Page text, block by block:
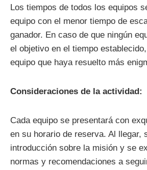
Los tiempos de todos los equipos
equipo con el menor tiempo de
ganador. En caso de que ningún
el objetivo en el tiempo
equipo que haya resuelto más
Consideraciones de la actividad:
Cada equipo se presentará con
en su horario de reserva. Al llegar,
introducción sobre la misión y se
normas y recomendaciones a